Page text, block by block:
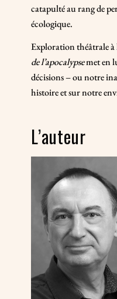
catapulté au rang de
écologique.
Exploration théâtrale
de l’apocalypsemet en
décisions – ou notre
histoire et sur notre
L’auteur